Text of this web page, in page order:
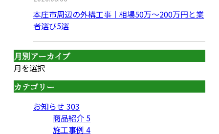
本庄市周辺の外構工事｜相場50万〜200万円と業
者選び5選
月別アーカイブ
月を選択
カテゴリー
お知らせ 303
商品紹介 5
施工事例 4